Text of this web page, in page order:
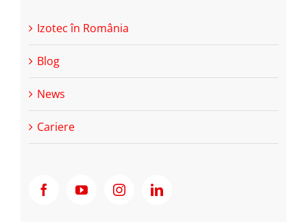
Izotec în România
Blog
News
Cariere